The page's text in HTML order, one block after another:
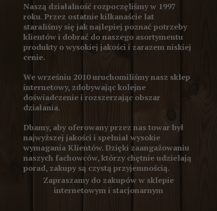
Naszą działalność rozpoczęliśmy w 1997
roku. Przez ostatnie kilkanaście lat
staraliśmy się jak najlepiej poznać potrzeby
klientów i dobrać do naszego asortymentu
produkty o wysokiej jakości i zarazem niskiej
cenie.
We wrześniu 2010 uruchomiliśmy nasz sklep
internetowy, zdobywając kolejne
doświadczenie i rozszerzając obszar
działania.
Dbamy, aby oferowany przez nas towar był
najwyższej jakości i spełniał wysokie
wymagania Klientów. Dzięki zaangażowaniu
naszych fachowców, którzy chętnie udzielają
porad, zakupy są czystą przyjemnością.
Zapraszamy do zakupów w sklepie
internetowym i stacjonarnym